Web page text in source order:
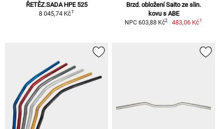
ŘETĚZ.SADA HPE 525
8 045,74 Kč1
Brzd. obložení Saito ze slin.
kovu s ABE
NPC 603,88 Kč2 483,06 Kč1